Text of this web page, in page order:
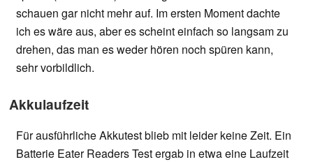
schauen gar nicht mehr auf. Im ersten Moment dachte
ich es wäre aus, aber es scheint einfach so langsam zu
drehen, das man es weder hören noch spüren kann,
sehr vorbildlich.
Akkulaufzeit
Für ausführliche Akkutest blieb mit leider keine Zeit. Ein
Batterie Eater Readers Test ergab in etwa eine Laufzeit